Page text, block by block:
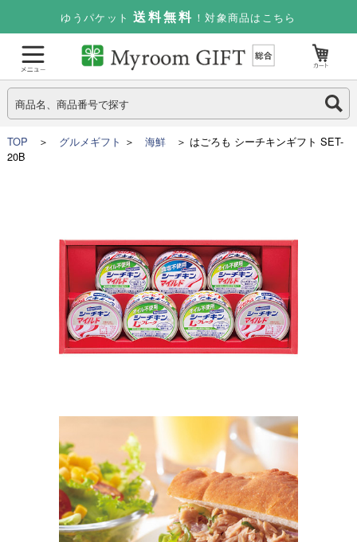
ゆうパケット 送料無料 ！対象商品はこちら
TOP ＞ グルメギフト ＞ 海鮮＞ はごろも シーチキンギフト SET-
20B